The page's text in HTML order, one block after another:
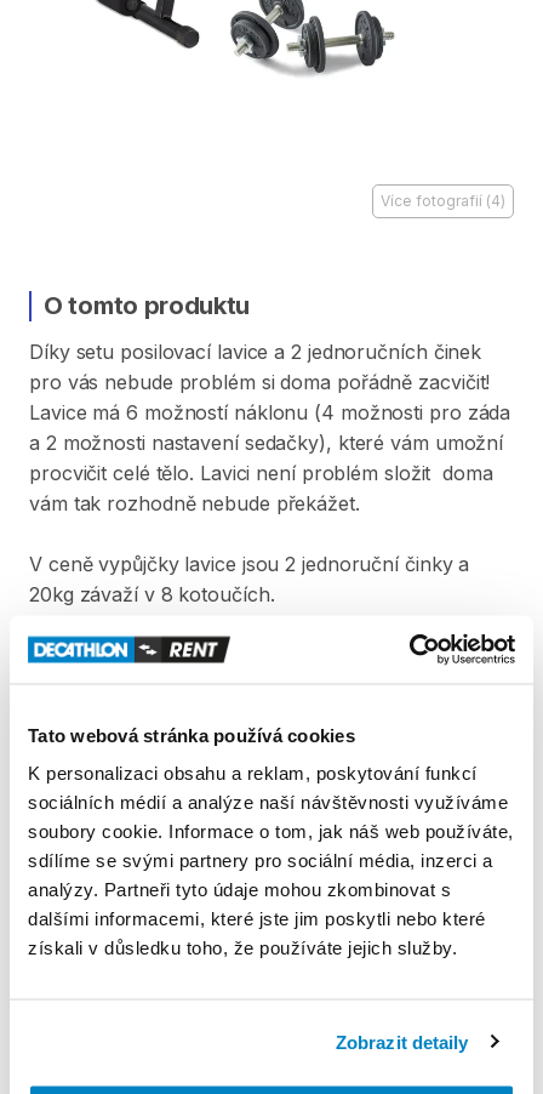
Tato webová stránka používá cookies
K personalizaci obsahu a reklam, poskytování funkcí
sociálních médií a analýze naší návštěvnosti využíváme
soubory cookie. Informace o tom, jak náš web používáte,
sdílíme se svými partnery pro sociální média, inzerci a
analýzy. Partneři tyto údaje mohou zkombinovat s
dalšími informacemi, které jste jim poskytli nebo které
získali v důsledku toho, že používáte jejich služby.
Zobrazit detaily
Více fotografií (4)
O tomto produktu
Díky setu posilovací lavice a 2 jednoručních činek
pro vás nebude problém si doma pořádně zacvičit!
Lavice má 6 možností náklonu (4 možnosti pro záda
a 2 možnosti nastavení sedačky)​​​​​,​ které vám umožní
procvičit celé tělo. Lavici není problém složit doma
vám tak rozhodně nebude překážet.
V ceně vypůjčky lavice jsou 2 jednoruční činky a
20kg závaží v 8 kotoučích.
Minimální doba půjčky
zapůjčujeme
Produkt v obchodě
Pravidla Decathlon Rent
PODMÍNKY
Podmínky pronájmu
Pro vypůjčení produktu není vyžadována vratná či